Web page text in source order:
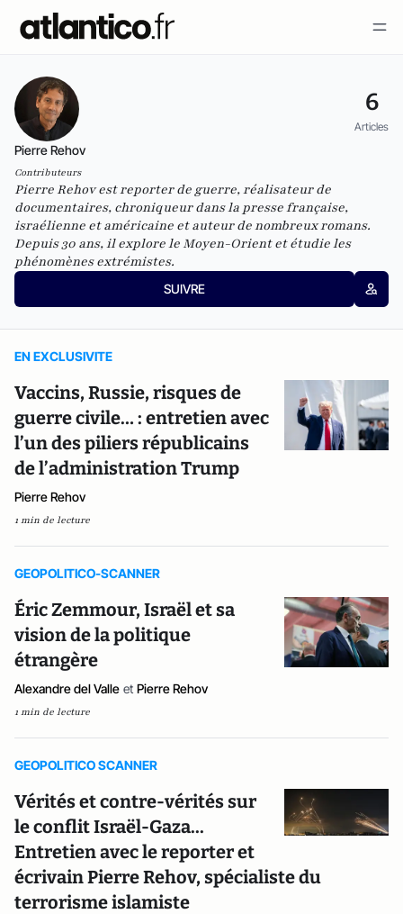
6
Articles
Pierre Rehov
Contributeurs
Pierre Rehov est reporter de guerre, réalisateur de
documentaires, chroniqueur dans la presse française,
israélienne et américaine et auteur de nombreux romans.
Depuis 30 ans, il explore le Moyen-Orient et étudie les
phénomènes extrémistes.
SUIVRE
EN EXCLUSIVITE
Vaccins, Russie, risques de
guerre civile… : entretien avec
l’un des piliers républicains
de l’administration Trump
Pierre Rehov
1 min de lecture
GEOPOLITICO-SCANNER
Éric Zemmour, Israël et sa
vision de la politique
étrangère
Alexandre del Valle et Pierre Rehov
1 min de lecture
GEOPOLITICO SCANNER
Vérités et contre-vérités sur
le conflit Israël-Gaza...
Entretien avec le reporter et
écrivain Pierre Rehov, spécialiste du
terrorisme islamiste